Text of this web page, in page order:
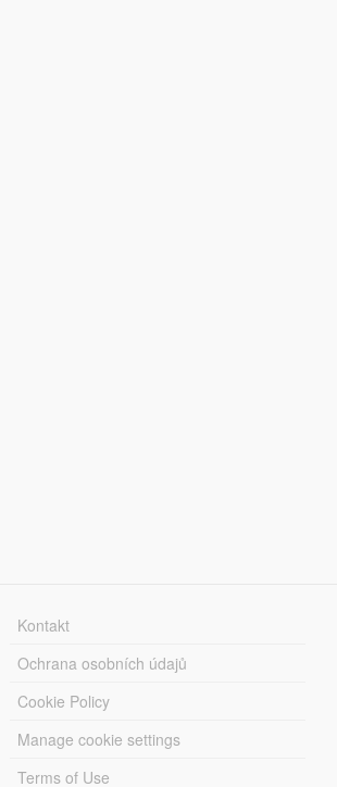
Kontakt
Ochrana osobních údajů
Cookie Policy
Manage cookie settings
Terms of Use